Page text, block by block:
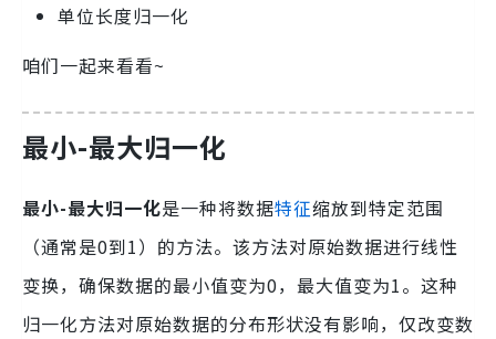
单位长度归一化
咱们一起来看看~
最小-最大归一化
最小-最大归一化是一种将数据特征缩放到特定范围
（通常是0到1）的方法。该方法对原始数据进行线性
变换，确保数据的最小值变为0，最大值变为1。这种
归一化方法对原始数据的分布形状没有影响，仅改变数